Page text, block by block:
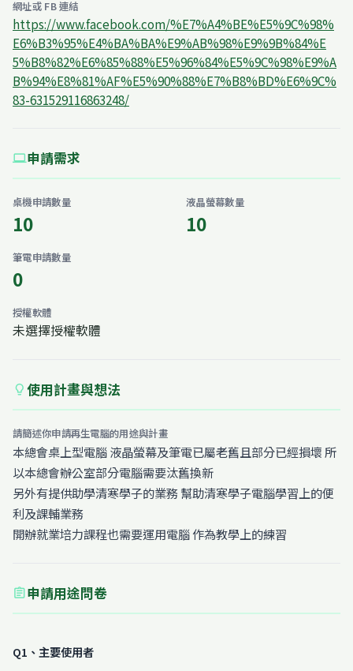
網址或 FB 連結
https://www.facebook.com/%E7%A4%BE%E5%9C%98%
E6%B3%95%E4%BA%BA%E9%AB%98%E9%9B%84%E
5%B8%82%E6%85%88%E5%96%84%E5%9C%98%E9%A
B%94%E8%81%AF%E5%90%88%E7%B8%BD%E6%9C%
83-631529116863248/
computer申請需求
桌機申請數量
10
液晶螢幕數量
10
筆電申請數量
0
授權軟體
未選擇授權軟體
lightbulb 使用計畫與想法
請簡述你申請再生電腦的用途與計畫
本總會桌上型電腦 液晶螢幕及筆電已屬老舊且部分已經損壞 所
以本總會辦公室部分電腦需要汰舊換新
另外有提供助學清寒學子的業務 幫助清寒學子電腦學習上的便
利及課輔業務
開辦就業培力課程也需要運用電腦 作為教學上的練習
assignment申請用途問卷
Q1、主要使用者